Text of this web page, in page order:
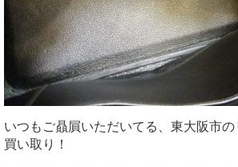
いつもご贔屓いただいてる、東大阪市
買い取り！